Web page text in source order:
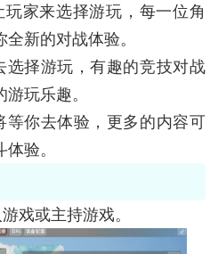
家来选择游玩，每一位角
新的对战体验。
择游玩，有趣的竞技对战
玩乐趣。
你去体验，更多的内容可
验。
戏或主持游戏。